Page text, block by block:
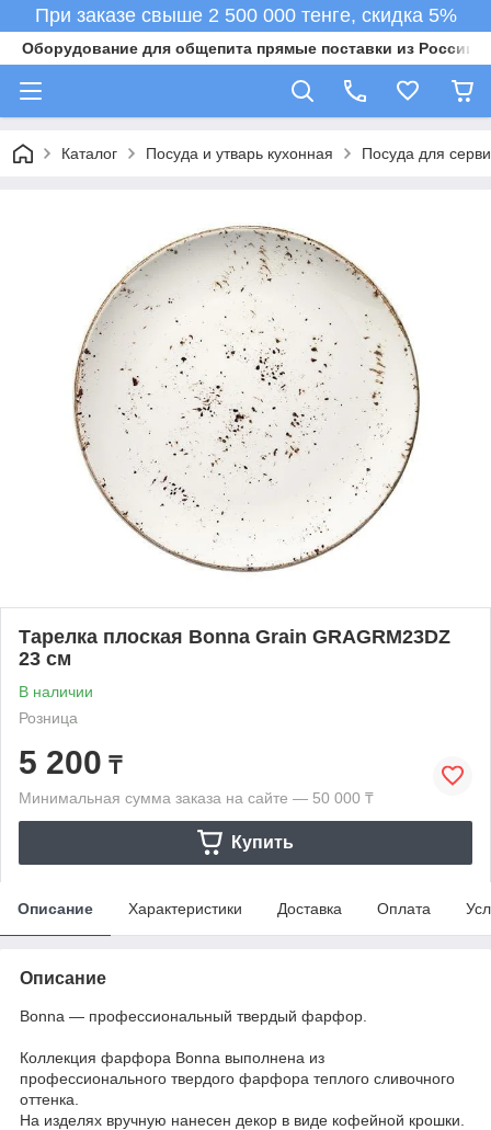
При заказе свыше 2 500 000 тенге, скидка 5%
Оборудование для общепита прямые поставки из России в
Каталог Посуда и утварь кухонная Посуда для
Тарелка плоская Bonna Grain GRAGRM23DZ
23 см
В наличии
Розница
5 200 ₸
Минимальная сумма заказа на сайте — 50 000 ₸
Купить
Описание Характеристики Доставка Оплата
Описание
Bonna — профессиональный твердый фарфор.
Коллекция фарфора Bonna выполнена из
профессионального твердого фарфора теплого сливочного
оттенка.
На изделях вручную нанесен декор в виде кофейной крошки.